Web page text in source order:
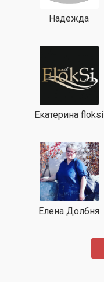
Надежда
Екатерина floksi
Елена Долбня